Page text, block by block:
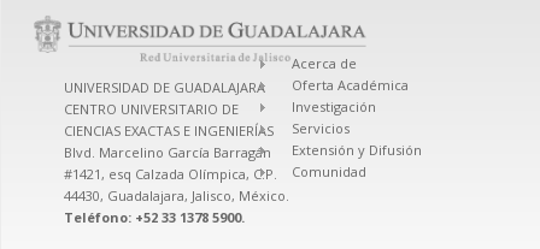
UNIVERSIDAD DE GUADALAJARA
CENTRO UNIVERSITARIO DE
CIENCIAS EXACTAS E INGENIERÍAS
Blvd. Marcelino García Barragán
#1421, esq Calzada Olímpica, C.P.
44430, Guadalajara, Jalisco, México.
Teléfono: +52 33 1378 5900.
Acerca de
Oferta Académica
Investigación
Servicios
Extensión y Difusión
Comunidad